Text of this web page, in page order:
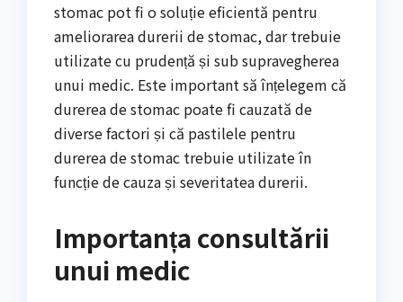
stomac pot fi o soluție eficientă pentru
ameliorarea durerii de stomac, dar trebuie
utilizate cu prudență și sub supravegherea
unui medic. Este important să înțelegem că
durerea de stomac poate fi cauzată de
diverse factori și că pastilele pentru
durerea de stomac trebuie utilizate în
funcție de cauza și severitatea durerii.
Importanța consultării
unui medic